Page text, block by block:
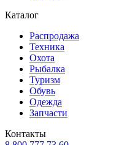
Каталог
Распродажа
Техника
Охота
Рыбалка
Туризм
Обувь
Одежда
Запчасти
Контакты